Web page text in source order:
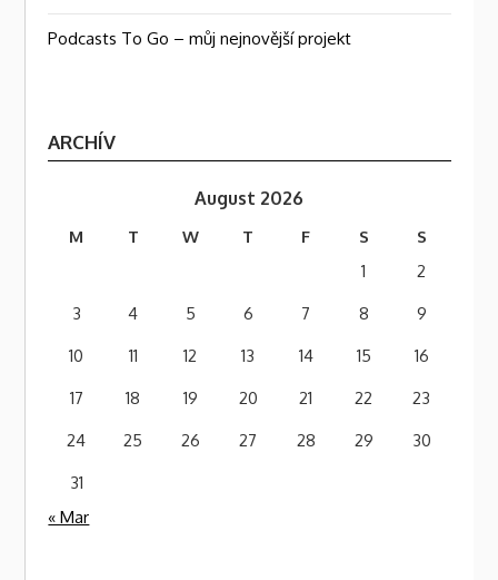
Podcasts To Go – můj nejnovější projekt
ARCHÍV
August 2026
M T W T F S
S
1
2
3
4 5 6 7 8
9
10
11 12 13 14 15
16
17
18 19 20 21 22
23
24
25 26 27 28 29
30
31
« Mar